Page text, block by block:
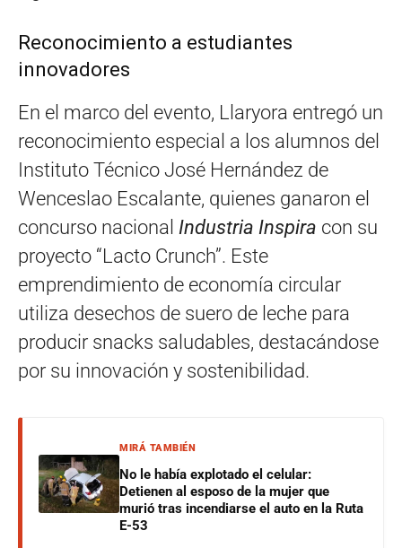
Reconocimiento a estudiantes
innovadores
En el marco del evento, Llaryora entregó un
reconocimiento especial a los alumnos del
Instituto Técnico José Hernández de
Wenceslao Escalante, quienes ganaron el
concurso nacional Industria Inspira con su
proyecto “Lacto Crunch”. Este
emprendimiento de economía circular
utiliza desechos de suero de leche para
producir snacks saludables, destacándose
por su innovación y sostenibilidad.
MIRÁ TAMBIÉN
No le había explotado el celular:
Detienen al esposo de la mujer que
murió tras incendiarse el auto en la Ruta
E-53